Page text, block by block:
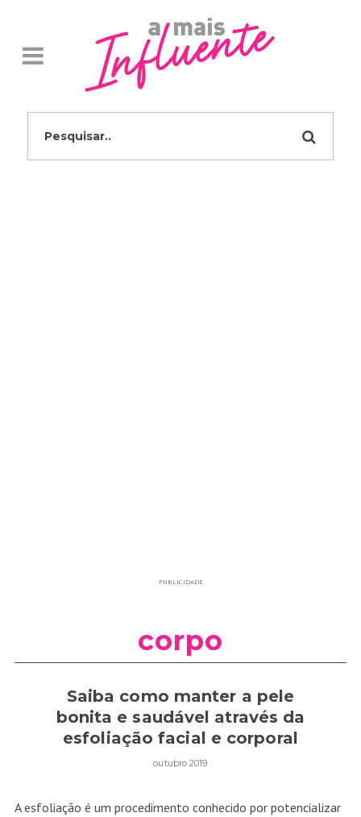
PUBLICIDADE
corpo
Saiba como manter a pele
bonita e saudável através da
esfoliação facial e corporal
outubro 2019
A esfoliação é um procedimento conhecido por potencializar